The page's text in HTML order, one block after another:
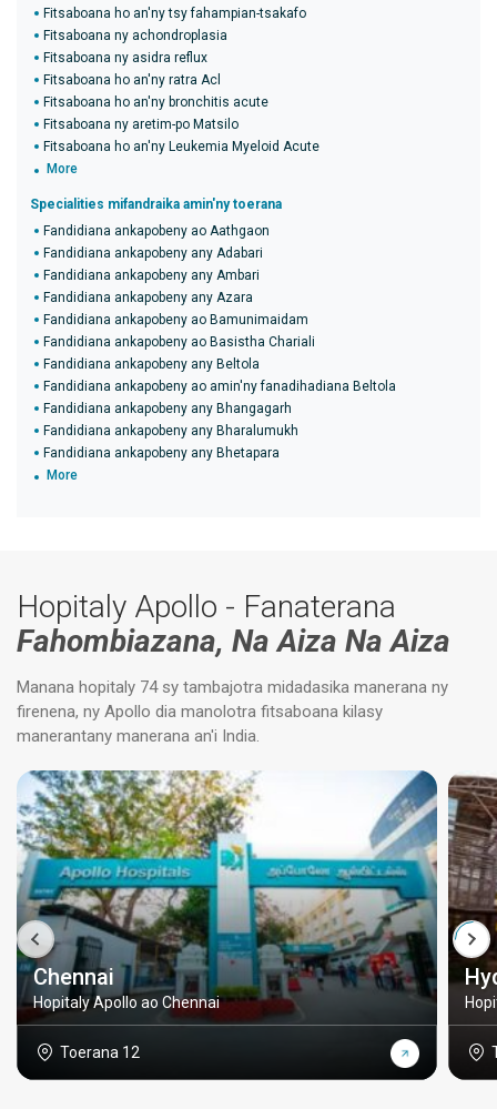
Fitsaboana ho an'ny tsy fahampian-tsakafo
Fitsaboana ny achondroplasia
Fitsaboana ny asidra reflux
Fitsaboana ho an'ny ratra Acl
Fitsaboana ho an'ny bronchitis acute
Fitsaboana ny aretim-po Matsilo
Fitsaboana ho an'ny Leukemia Myeloid Acute
More
Specialities mifandraika amin'ny toerana
Fandidiana ankapobeny ao Aathgaon
Fandidiana ankapobeny any Adabari
Fandidiana ankapobeny any Ambari
Fandidiana ankapobeny any Azara
Fandidiana ankapobeny ao Bamunimaidam
Fandidiana ankapobeny ao Basistha Chariali
Fandidiana ankapobeny any Beltola
Fandidiana ankapobeny ao amin'ny fanadihadiana Beltola
Fandidiana ankapobeny any Bhangagarh
Fandidiana ankapobeny any Bharalumukh
Fandidiana ankapobeny any Bhetapara
More
Hopitaly Apollo - Fanaterana
Fahombiazana, Na Aiza Na Aiza
Manana hopitaly 74 sy tambajotra midadasika manerana ny
firenena, ny Apollo dia manolotra fitsaboana kilasy
manerantany manerana an'i India.
Chennai
Hopitaly Apollo ao Chennai
Toerana 12